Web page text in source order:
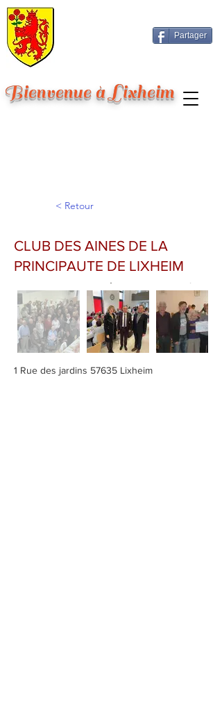
Partager
Bienvenue à Lixheim
< Retour
CLUB DES AINES DE LA
PRINCIPAUTE DE LIXHEIM
1 Rue des jardins 57635 Lixheim